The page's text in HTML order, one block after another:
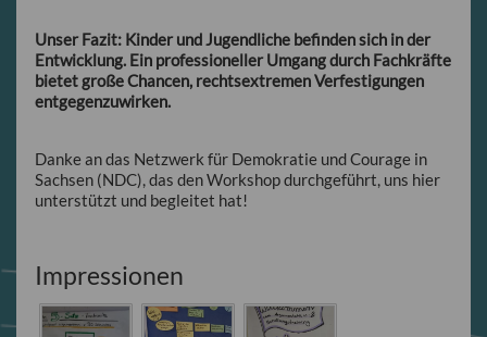
Unser Fazit: Kinder und Jugendliche befinden sich in der
Entwicklung. Ein professioneller Umgang durch Fachkräfte
bietet große Chancen, rechtsextremen Verfestigungen
entgegenzuwirken.
Danke an das Netzwerk für Demokratie und Courage in
Sachsen (NDC), das den Workshop durchgeführt, uns hier
unterstützt und begleitet hat!
Impressionen